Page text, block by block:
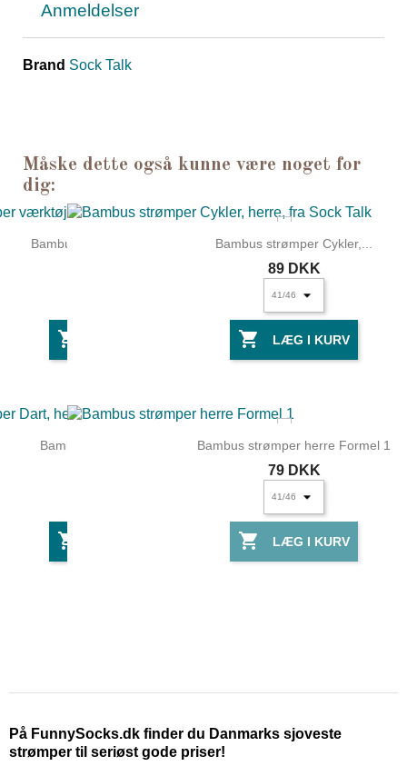
Anmeldelser
Brand Sock Talk
Måske dette også kunne være noget for
dig:
Bambus strømper værktøj,...

Bambus strømper Cykler,...
89 DKK
 LÆG I KURV
Bambus strømper Dart,...

Bambus strømper herre Formel 1
79 DKK
 LÆG I KURV
På FunnySocks.dk finder du Danmarks sjoveste
strømper til seriøst gode priser!